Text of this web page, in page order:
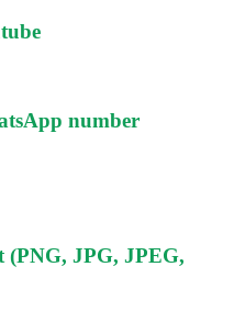
number
(PNG, JPG, JPEG,